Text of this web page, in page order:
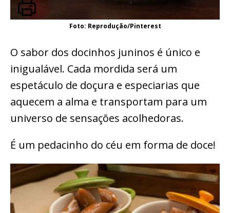
Foto: Reprodução/Pinterest
O sabor dos docinhos juninos é único e
inigualável. Cada mordida será um
espetáculo de doçura e especiarias que
aquecem a alma e transportam para um
universo de sensações acolhedoras.
É um pedacinho do céu em forma de doce!